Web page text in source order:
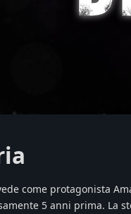
come protagonista
5 anni prima. La